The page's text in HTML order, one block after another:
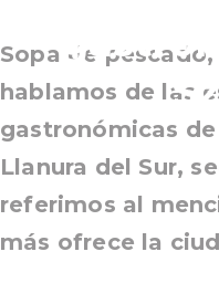
Sopa de
hablamos de las
gastronómicas
Llanura del Sur,
referimos al
más ofrece la